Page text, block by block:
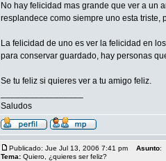
No hay felicidad mas grande que ver a un
resplandece como siempre uno esta triste,
La felicidad de uno es ver la felicidad en
para conservar guardado, hay personas
Se tu feliz si quieres ver a tu amigo feliz.
Saludos
Publicado: Jue Jul 13, 2006 7:41 pm Asunto:
Tema: Quiero, ¿quieres ser feliz?